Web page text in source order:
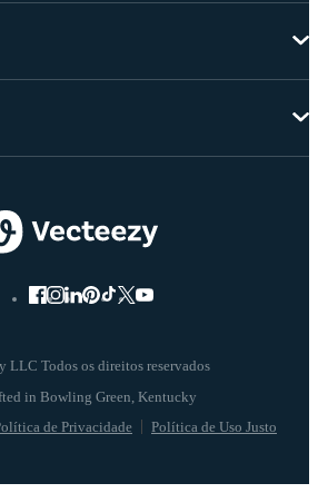
LLC Todos os direitos reservados
de Privacidade Política de Uso Justo